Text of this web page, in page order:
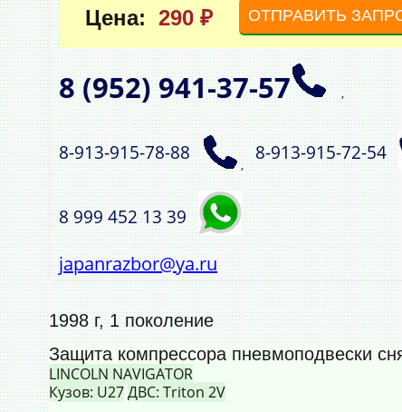
Цена: 290 ₽ ОТПРАВИТЬ
8 (952)941‑37‑57 ,
8‑913‑915‑78‑88
,
8‑913‑915‑72‑54
8 999 452 13 39
japanrazbor@ya.ru
1998 г, 1 поколение
Защита компрессора пневмоподвески
LINCOLN NAVIGATOR
Кузов: U27ДВС: Triton 2V